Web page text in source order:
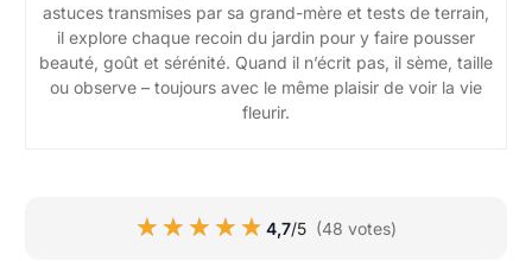
astuces transmises par sa grand-mère et tests de terrain,
il explore chaque recoin du jardin pour y faire pousser
beauté, goût et sérénité. Quand il n’écrit pas, il sème, taille
ou observe – toujours avec le même plaisir de voir la vie
fleurir.
★★★★★
★★★★★ 4,7/5 (48 votes)